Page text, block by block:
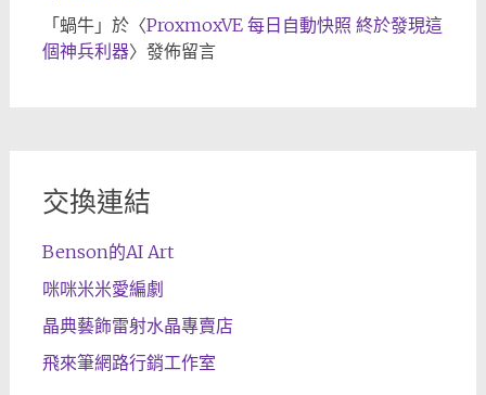
「 蝸牛」於〈ProxmoxVE 每日自動快照 終於發現這
個神兵利器〉發佈留言
交換連結
Benson的AI Art
咪咪米米愛編劇
晶典藝飾雷射水晶專賣店
飛來筆網路行銷工作室